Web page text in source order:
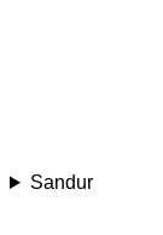
Sandur